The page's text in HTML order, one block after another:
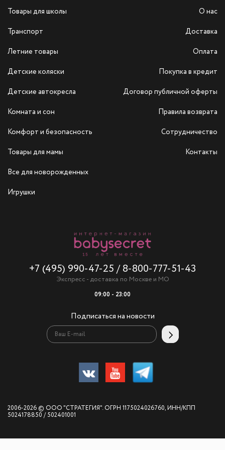
Товары для школы
Транспорт
Летние товары
Детские коляски
Детские автокресла
Комната и сон
Комфорт и безопасность
Товары для мамы
Все для новорожденных
Игрушки
+7 (495) 990-47-25 / 8-800-777-51-43
Экспресс - доставка по Москве и МО
09:00 - 23:00
Подписаться на новости
О нас
Доставка
Оплата
Покупка в кредит
Договор публичной оферты
Правила возврата
Сотрудничество
Контакты
2006-2026 © ООО "СТРАТЕГИЯ". ОГРН 1175024026760, ИНН/КПП
5024178850 / 502401001